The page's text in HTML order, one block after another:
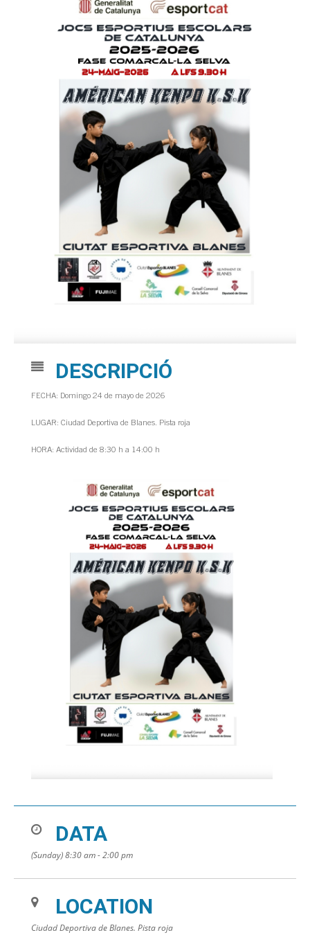
DESCRIPCIÓ
FECHA: Domingo 24 de mayo de 2026
LUGAR: Ciudad Deportiva de Blanes. Pista roja
HORA: Actividad de 8:30 h a 14:00 h
DATA
(Sunday) 8:30 am - 2:00 pm
LOCATION
Ciudad Deportiva de Blanes. Pista roja